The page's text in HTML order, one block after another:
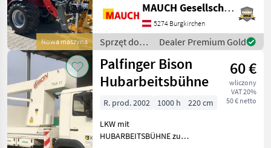
Nowa maszyna
auch für sämtliche
Hoflader/Teleskoplader
verwendet werden. -
Gewicht: 200kg - Reich
MAUCH Gesellschaft m.b.H. & Co.KG
5274 Burgkirchen
Sprzęt do
pielęgnacji
drzew /
Sonstige
Dealer Premium Gold
Palfinger Bison
Hubarbeitsbühne
60 €
wliczony
VAT 20%
50 € netto
R. prod. 2002 1000 h
220 cm
LKW mit
HUBARBEITSBÜHNE zu